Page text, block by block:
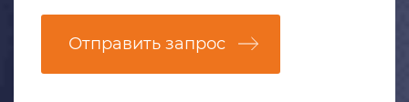
Отправить запрос